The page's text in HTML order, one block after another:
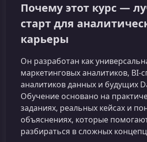
Почему этот курс —
старт для
карьеры
Он разработан как
маркетинговых аналитиков, BI-
аналитиков данных и будущих
Обучение основано на
заданиях, реальных кейсах и
объяснениях, которые
разбираться в сложных